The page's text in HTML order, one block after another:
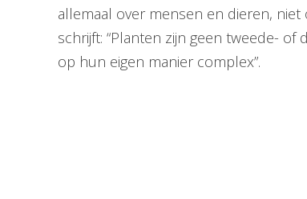
allemaal over mensen en dieren,
schrijft: “Planten zijn geen tweede-
op hun eigen manier complex”.